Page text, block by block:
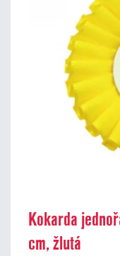
Kokarda
cm, žlutá